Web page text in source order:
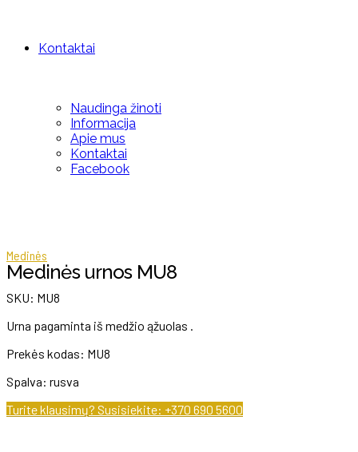
Kontaktai
Naudinga žinoti
Informacija
Apie mus
Kontaktai
Facebook
Medinės
Medinės urnos MU8
SKU: MU8
Urna pagaminta iš medžio ąžuolas .
Prekės kodas: MU8
Spalva: rusva
Turite klausimų? Susisiekite: +370 690 5600